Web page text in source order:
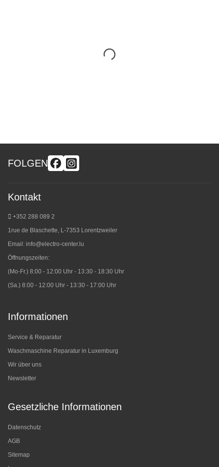
FOLGEN
Kontakt
+352 288 089 2
1rue de Blaschette, L-7353 Lorentzweiler
Email: info@electro-center.lu
Öffnungszeiten:
(Mo-Fr.) 8:00 - 12:00 Uhr - 13:30 - 18:30 Uhr
(Sa.) 8:00 - 12:00 Uhr - 13:30 - 17:00 Uhr
Informationen
Service & Reparatur
Waschmaschine Reparatur in Luxemburg
Wir über uns
Newsletter
Gesetzliche Informationen
Datenschutz
AGB
Sitemap